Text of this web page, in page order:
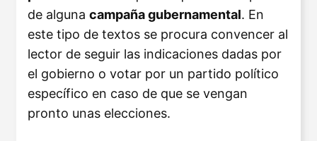
de alguna campaña gubernamental. En
este tipo de textos se procura convencer al
lector de seguir las indicaciones dadas por
el gobierno o votar por un partido político
específico en caso de que se vengan
pronto unas elecciones.